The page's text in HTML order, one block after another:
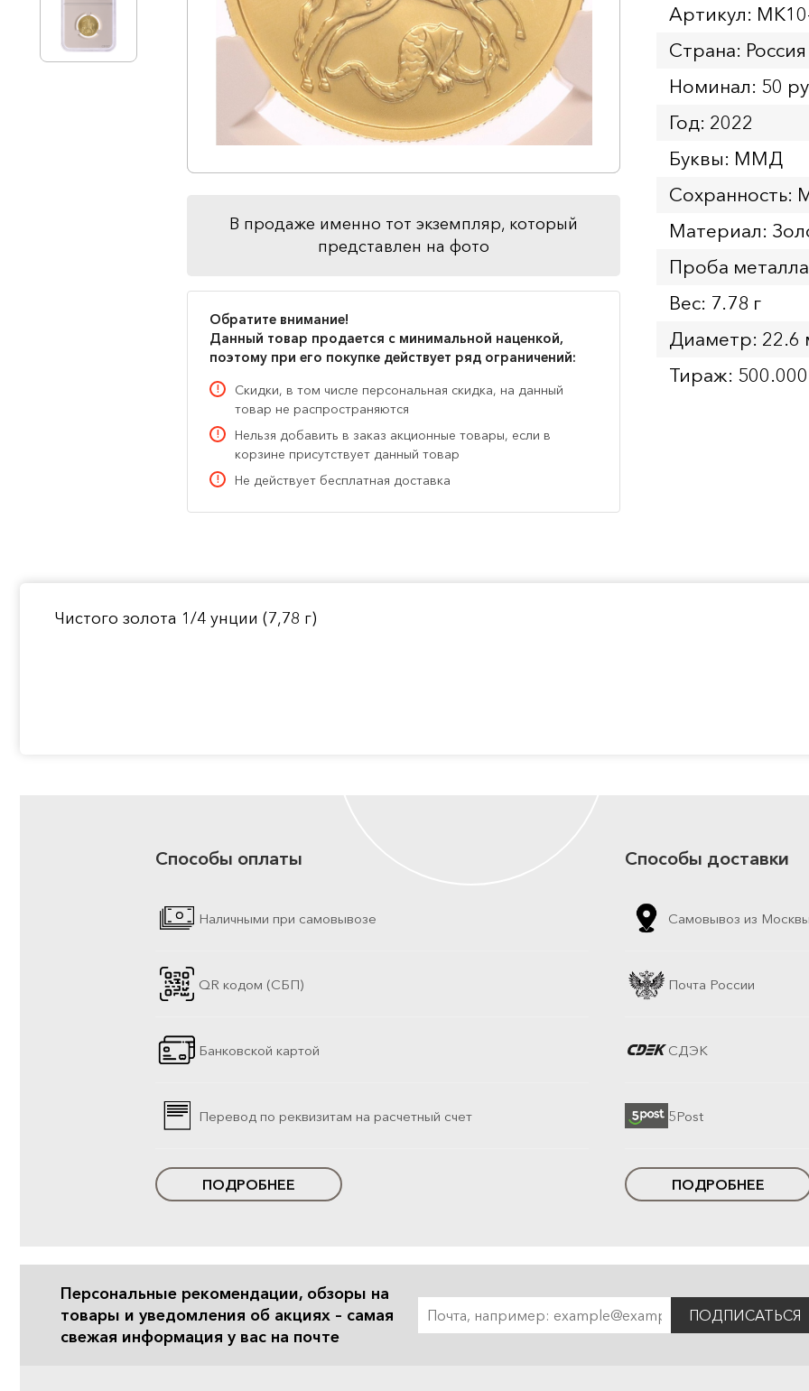
В продаже именно тот экземпляр, который
представлен на фото
Обратите внимание!
Данный товар продается с минимальной наценкой,
поэтому при его покупке действует ряд ограничений:
Скидки, в том числе персональная скидка, на данный
товар не распространяются
Нельзя добавить в заказ акционные товары, если в
корзине присутствует данный товар
Не действует бесплатная доставка
Артикул:
Страна: Россия
Номинал: 50
Год: 2022
Буквы: ММД
Сохранность:
Материал:
Проба
Вес: 7.78 г
Диаметр: 22.6
Тираж:
Чистого золота 1/4 унции (7,78 г)
Способы оплаты
Наличными при самовывозе
QR кодом (СБП)
Банковской картой
Перевод по реквизитам на расчетный счет
ПОДРОБНЕЕ
Способы доставки
Самовывоз из
Почта России
СДЭК
5Post
ПОДРОБНЕЕ
Персональные рекомендации, обзоры на
товары и уведомления об акциях – самая
свежая информация у вас на почте
ПОДПИСАТЬСЯ